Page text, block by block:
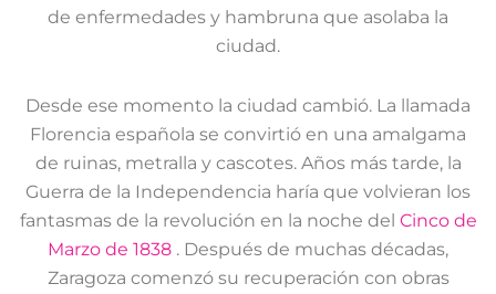
de enfermedades y hambruna que asolaba la
ciudad.
Desde ese momento la ciudad cambió. La llamada
Florencia española se convirtió en una amalgama
de ruinas, metralla y cascotes. Años más tarde, la
Guerra de la Independencia haría que volvieran los
fantasmas de la revolución en la noche del Cinco de
Marzo de 1838 . Después de muchas décadas,
Zaragoza comenzó su recuperación con obras